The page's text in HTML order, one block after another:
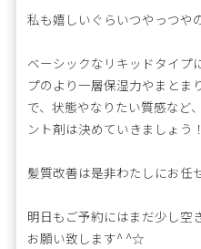
私も嬉しいぐらいつやっつや
ベーシックなリキッドタイプ
プのより一層保湿力やまとま
で、状態やなりたい質感など
ント剤は決めていきましょう
髪質改善は是非わたしにお任
明日もご予約にはまだ少し空
お願い致します^ ^☆